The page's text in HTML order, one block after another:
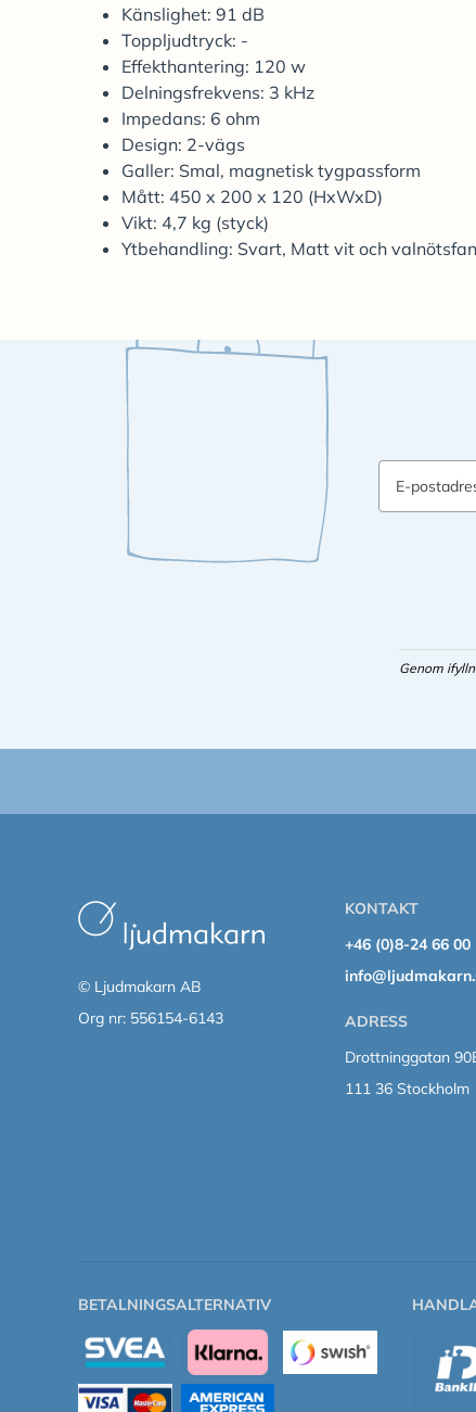
Känslighet: 91 dB
Toppljudtryck: -
Effekthantering: 120 w
Delningsfrekvens: 3 kHz
Impedans: 6 ohm
Design: 2-vägs
Galler: Smal, magnetisk tygpassform
Mått: 450 x 200 x 120 (HxWxD)
Vikt: 4,7 kg (styck)
Ytbehandling: Svart, Matt vit och
E-
Genom
© Ljudmakarn AB
Org nr: 556154-6143
KONTAKT
+46 (0)8-24 66 00
ADRESS
Drottninggatan
111 36 Stockholm
BETALNINGSALTERNATIV